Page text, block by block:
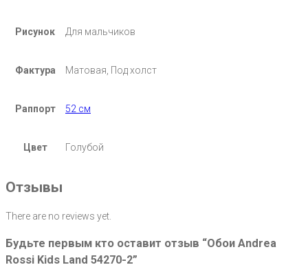
Рисунок Для мальчиков
Фактура Матовая, Под холст
Раппорт 52 см
Цвет Голубой
Отзывы
There are no reviews yet.
Будьте первым кто оставит отзыв “Обои Andrea
Rossi Kids Land 54270-2”